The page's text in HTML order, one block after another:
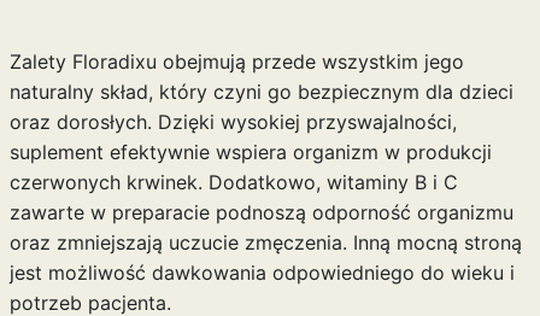
Zalety Floradixu obejmują przede wszystkim jego
naturalny skład, który czyni go bezpiecznym dla dzieci
oraz dorosłych. Dzięki wysokiej przyswajalności,
suplement efektywnie wspiera organizm w produkcji
czerwonych krwinek. Dodatkowo, witaminy B i C
zawarte w preparacie podnoszą odporność organizmu
oraz zmniejszają uczucie zmęczenia. Inną mocną stroną
jest możliwość dawkowania odpowiedniego do wieku i
potrzeb pacjenta.